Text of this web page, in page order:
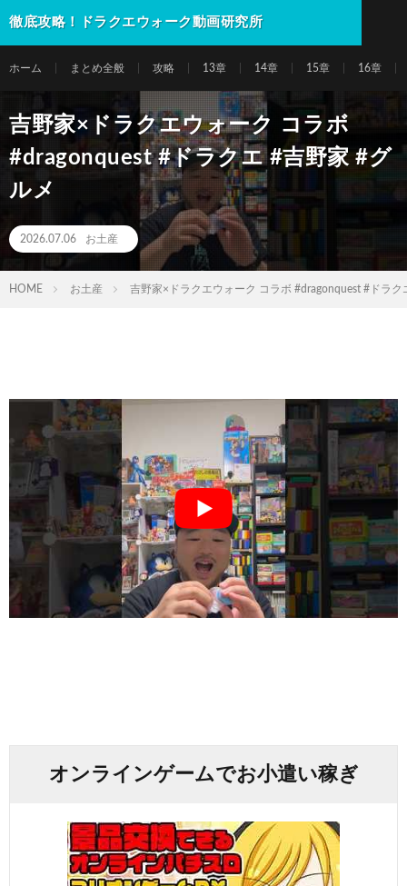
徹底攻略！ドラクエウォーク動画研究所
ホーム まとめ全般 攻略 13章 14章 15章 16章
吉野家×ドラクエウォーク コラボ
#dragonquest #ドラクエ #吉野家 #グ
ルメ
2026.07.06 お土産
HOME お土産 吉野家×ドラクエウォーク コラボ #dragonquest #ドラク
オンラインゲームでお小遣い稼ぎ